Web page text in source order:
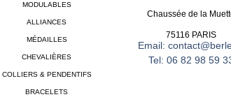
MODULABLES
ALLIANCES
MÉDAILLES
CHEVALIÈRES
COLLIERS & PENDENTIFS
BRACELETS
Chaussée de la
75116 PARIS
Email:
Tel: 06 82 98 59